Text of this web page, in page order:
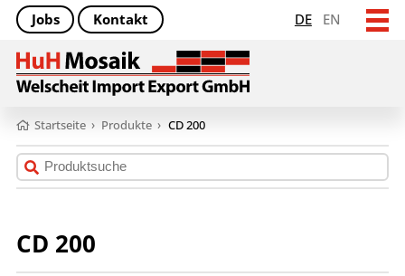
DE EN
Jobs Kontakt
Startseite › Produkte › CD 200
CD 200